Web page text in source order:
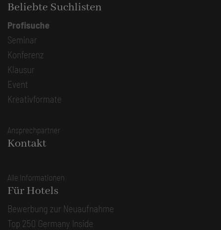
Beliebte Suchlisten
Profisuche
Seminar
Konferenz
Klausur
Event
Kreativformate
Ansprechpartner
Kontakt
Alle Informationen
Für Hotels
Bewerbung zur Neuaufnahme
Top 250 Germany Inside